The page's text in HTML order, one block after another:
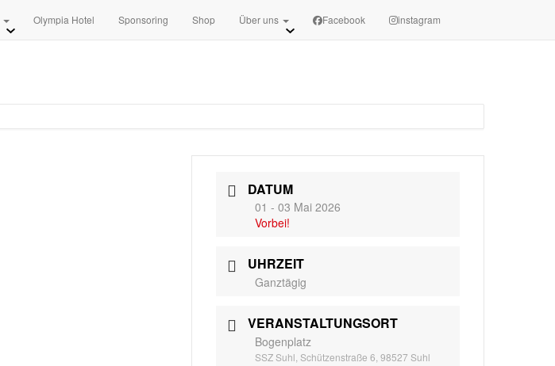
Olympia Hotel Sponsoring Shop Über uns Facebook instagram
DATUM
01 - 03 Mai 2026
Vorbei!
UHRZEIT
Ganztägig
VERANSTALTUNGSORT
Bogenplatz
SSZ Suhl, Schützenstraße 6, 98527 Suhl